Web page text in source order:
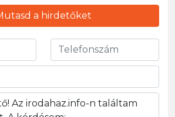
Mutasd a hirdetőket